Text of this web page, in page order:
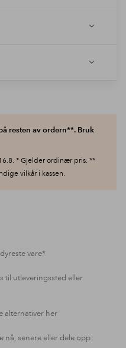
resten av ordern**. Bruk
* Gjelder ordinær pris. **
vilkår i kassen.
vare*
til utleveringssted eller
alternativer her
nå, senere eller dele opp